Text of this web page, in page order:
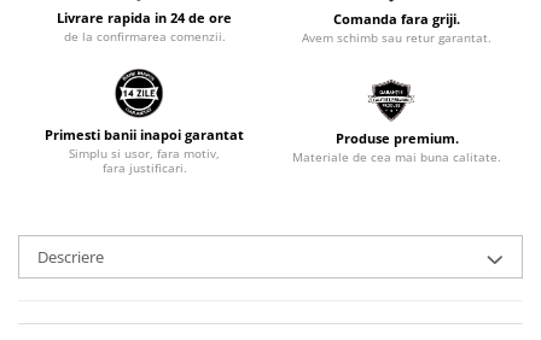
Livrare rapida in 24 de ore
de la confirmarea comenzii.
Comanda fara griji.
Avem schimb sau retur garantat.
Primesti banii inapoi garantat
Simplu si usor, fara motiv,
fara justificari.
Produse premium.
Materiale de cea mai buna calitate.
Descriere